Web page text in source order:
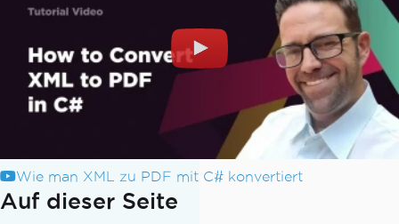
Wie man XML zu PDF mit C# konvertiert
Auf dieser Seite